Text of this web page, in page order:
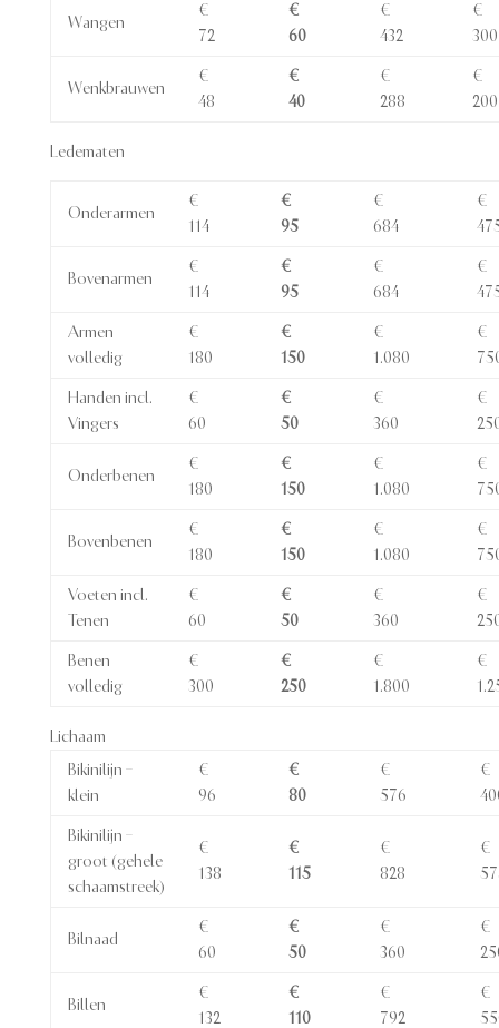
Wangen
€
72
€
60
€
432
€
300
Wenkbrauwen
€
48
€
40
€
288
€
200
Ledematen
Onderarmen
€
114
€
95
€
684
€
Bovenarmen
€
114
€
95
€
684
€
Armen
volledig
€
180
€
150
€
1.080
€
Handen incl.
Vingers
€
60
€
50
€
360
€
Onderbenen
€
180
€
150
€
1.080
€
Bovenbenen
€
180
€
150
€
1.080
€
Voeten incl.
Tenen
€
60
€
50
€
360
€
Benen
volledig
€
300
€
250
€
1.800
€
Lichaam
Bikinilijn –
klein
€
96
€
80
€
576
€
Bikinilijn –
groot (gehele
schaamstreek)
€
138
€
115
€
828
€
Bilnaad
€
60
€
50
€
360
€
Billen
€
132
€
110
€
792
€